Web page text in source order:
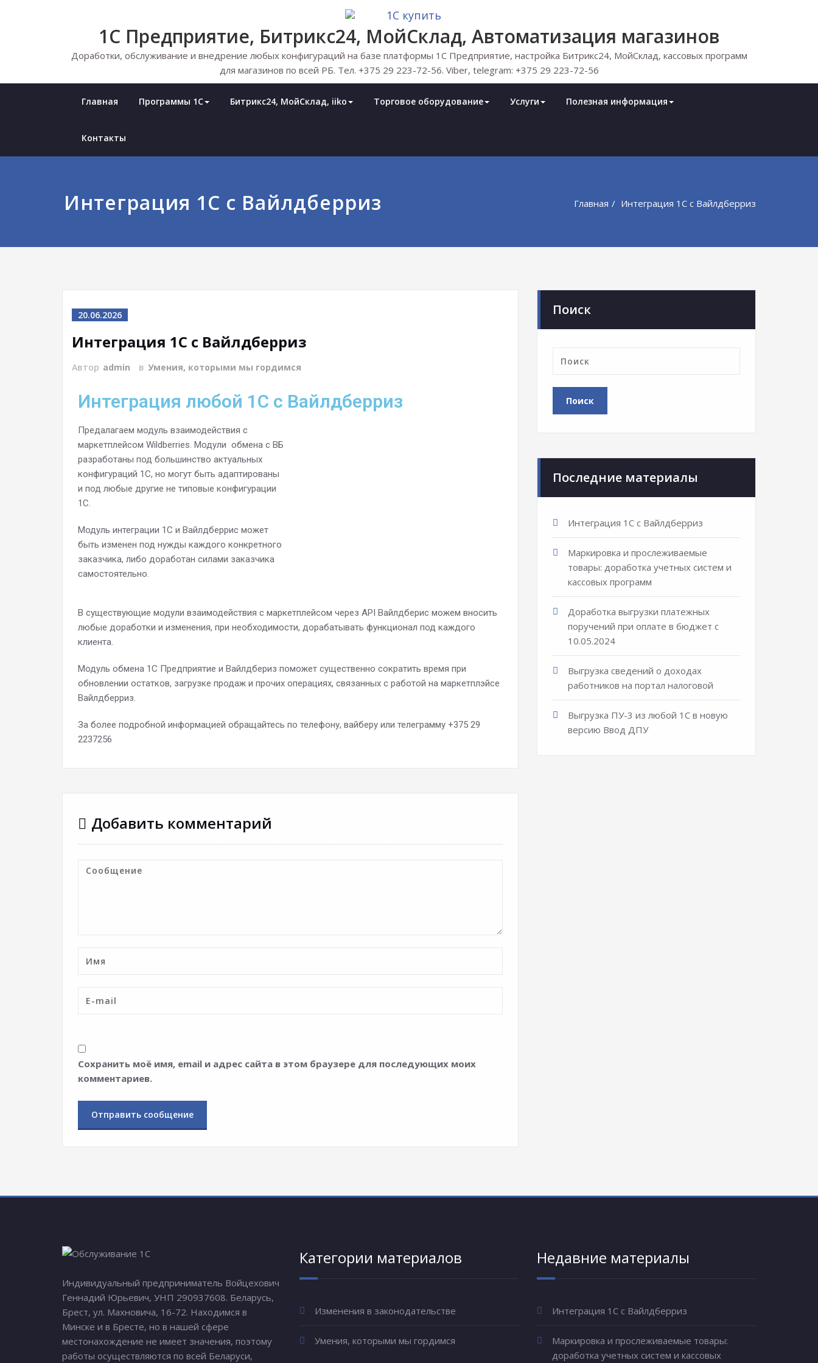
1С Предприятие, Битрикс24, МойСклад, Автоматизация магазинов
Доработки, обслуживание и внедрение любых конфигураций на базе платформы 1С Предприятие, настройка Битрикс24, МойСклад, кассовых программ
для магазинов по всей РБ. Тел. +375 29 223-72-56. Viber, telegram: +375 29 223-72-56
Главная Программы 1С Битрикс24, МойСклад, iiko Торговое оборудование Услуги Полезная информация
Контакты
Интеграция 1С с Вайлдберриз Главная Интеграция 1С с Вайлдберриз
20.06.2026
Интеграция 1С с Вайлдберриз
Автор admin в Умения, которыми мы гордимся
Интеграция любой 1С с Вайлдберриз
Предалагаем модуль взаимодействия с
маркетплейсом Wildberries. Модули обмена с ВБ
разработаны под большинство актуальных
конфигураций 1С, но могут быть адаптированы
и под любые другие не типовые конфигурации
1С.
Модуль интеграции 1С и Вайлдберрис может
быть изменен под нужды каждого конкретного
заказчика, либо доработан силами заказчика
самостоятельно.
В существующие модули взаимодействия с маркетплейсом через API Вайлдберис можем вносить
любые доработки и изменения, при необходимости, дорабатывать функционал под каждого
клиента.
Модуль обмена 1С Предприятие и Вайлдбериз поможет существенно сократить время при
обновлении остатков, загрузке продаж и прочих операциях, связанных с работой на маркетплэйсе
Вайлдберриз.
За более подробной информацией обращайтесь по телефону, вайберу или телеграмму +375 29
2237256
Добавить комментарий
Сохранить моё имя, email и адрес сайта в этом браузере для последующих моих
комментариев.
Поиск
Последние материалы
Интеграция 1С с Вайлдберриз
Маркировка и прослеживаемые
товары: доработка учетных систем и
кассовых программ
Доработка выгрузки платежных
поручений при оплате в бюджет с
10.05.2024
Выгрузка сведений о доходах
работников на портал налоговой
Выгрузка ПУ-3 из любой 1С в новую
версию Ввод ДПУ
Индивидуальный предприниматель Войцехович
Геннадий Юрьевич, УНП 290937608. Беларусь,
Брест, ул. Махновича, 16-72. Находимся в
Минске и в Бресте, но в нашей сфере
местонахождение не имеет значения, поэтому
работы осуществляются по всей Беларуси,
Категории материалов
Изменения в законодательстве
Умения, которыми мы гордимся
Недавние материалы
Интеграция 1С с Вайлдберриз
Маркировка и прослеживаемые товары:
доработка учетных систем и кассовых